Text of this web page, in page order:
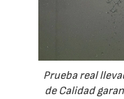
Prueba real
de Calidad